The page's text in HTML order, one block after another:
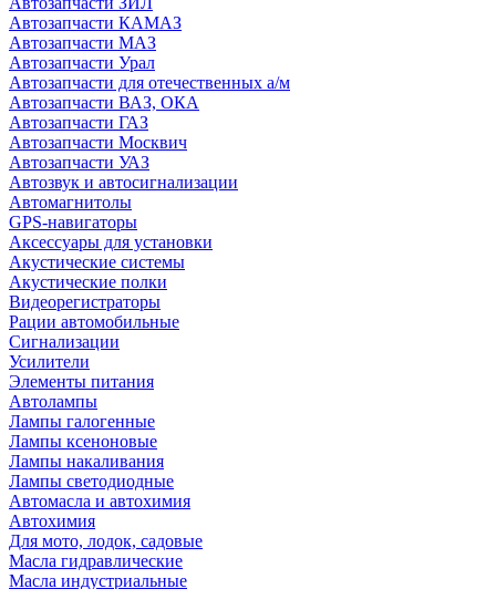
Автозапчасти КАМАЗ
Автозапчасти МАЗ
Автозапчасти Урал
Автозапчасти для отечественных а/м
Автозапчасти ВАЗ, ОКА
Автозапчасти ГАЗ
Автозапчасти Москвич
Автозапчасти УАЗ
Автозвук и автосигнализации
Автомагнитолы
GPS-навигаторы
Аксессуары для установки
Акустические системы
Акустические полки
Видеорегистраторы
Рации автомобильные
Сигнализации
Усилители
Элементы питания
Автолампы
Лампы галогенные
Лампы ксеноновые
Лампы накаливания
Лампы светодиодные
Автомасла и автохимия
Автохимия
Для мото, лодок, садовые
Масла гидравлические
Масла индустриальные